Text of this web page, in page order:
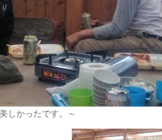
しかったです。～